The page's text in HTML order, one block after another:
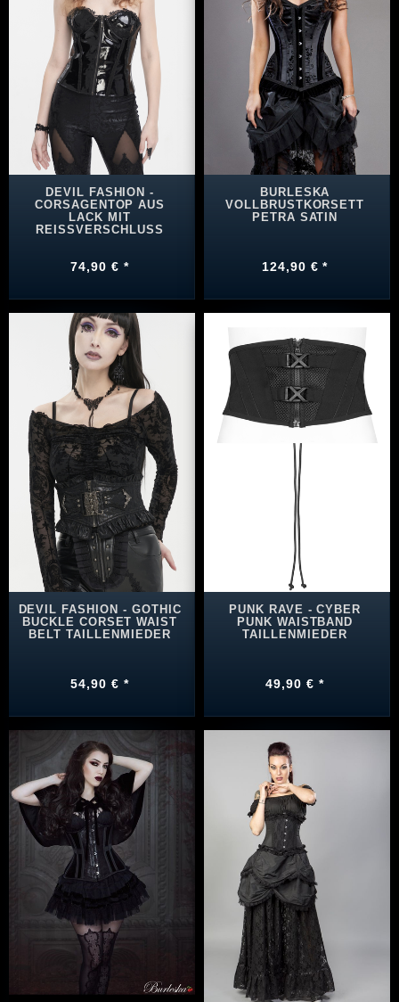
DEVIL FASHION -
CORSAGENTOP AUS
LACK MIT
REISSVERSCHLUSS
74,90 € *
BURLESKA
VOLLBRUSTKORSETT
PETRA SATIN
124,90 € *
DEVIL FASHION - GOTHIC
BUCKLE CORSET WAIST
BELT TAILLENMIEDER
54,90 € *
PUNK RAVE - CYBER
PUNK WAISTBAND
TAILLENMIEDER
49,90 € *